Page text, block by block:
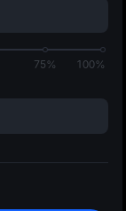
75%
100%